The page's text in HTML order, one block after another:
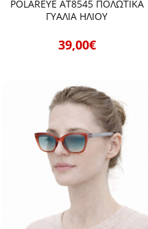
POLAREYE AT8545 ΠΟΛΩΤΙΚΑ
ΓΥΑΛΙΑ ΗΛΙΟΥ
39,00€